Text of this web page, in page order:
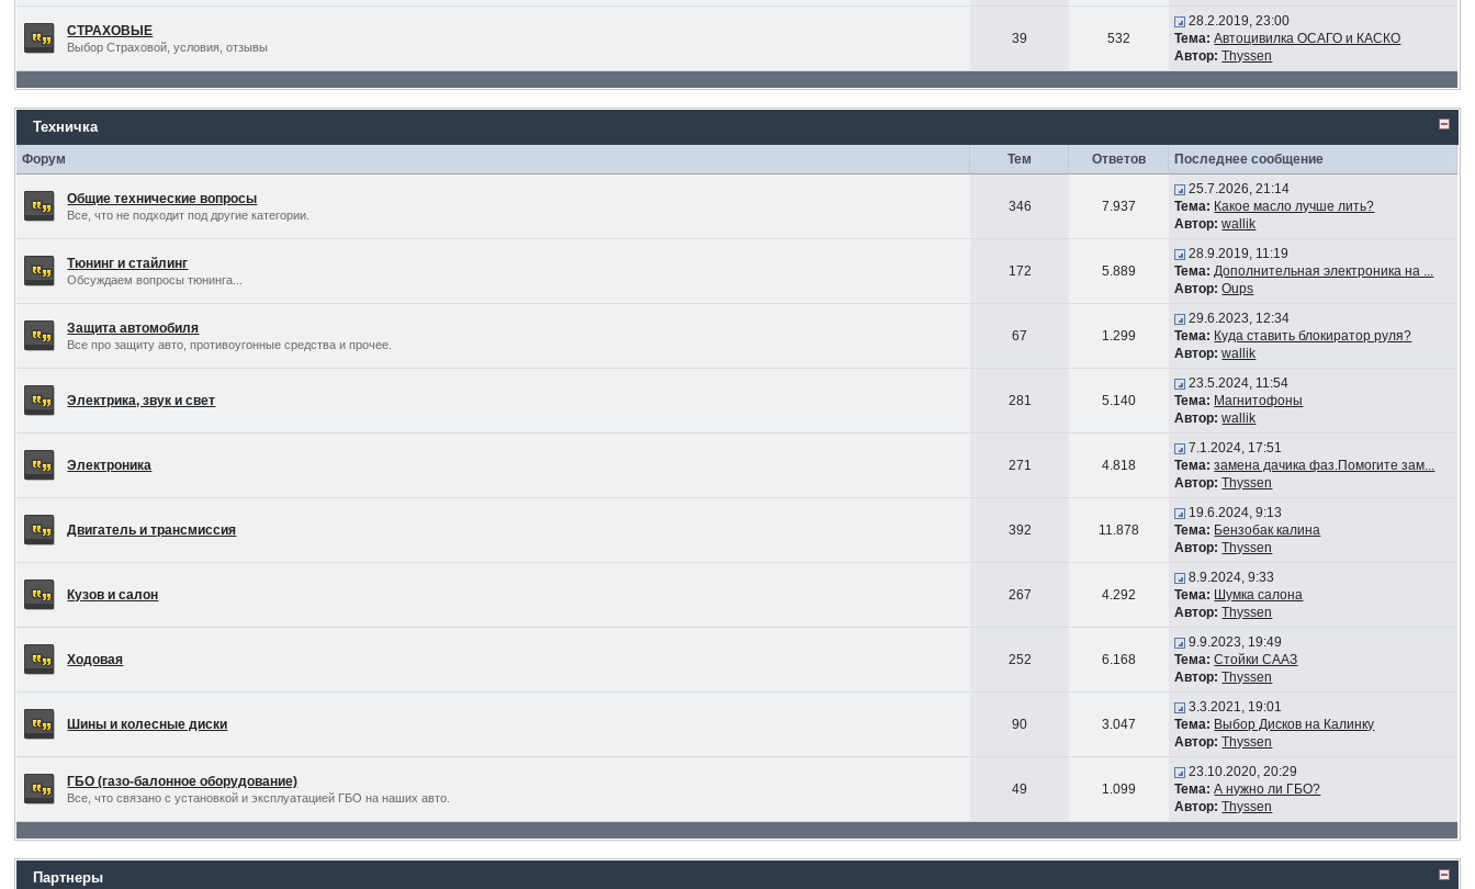
СТРАХОВЫЕ
Выбор Страховой, условия, отзывы
39 532
28.2.2019, 23:00
Тема: Автоцивилка ОСАГО и КАСКО
Автор: Thyssen
Техничка
Форум Тем Ответов Последнее сообщение
Общие технические вопросы
Все, что не подходит под другие категории.
346 7.937
25.7.2026, 21:14
Тема: Какое масло лучше лить?
Автор: wallik
Тюнинг и стайлинг
Обсуждаем вопросы тюнинга...
172 5.889
28.9.2019, 11:19
Тема: Дополнительная электроника на ...
Автор: Oups
Защита автомобиля
Все про защиту авто, противоугонные средства и прочее.
67 1.299
29.6.2023, 12:34
Тема: Куда ставить блокиратор руля?
Автор: wallik
Электрика, звук и свет 281 5.140
23.5.2024, 11:54
Тема: Магнитофоны
Автор: wallik
Электроника 271 4.818
7.1.2024, 17:51
Тема: замена дачика фаз.Помогите зам...
Автор: Thyssen
Двигатель и трансмиссия 392 11.878
19.6.2024, 9:13
Тема: Бензобак калина
Автор: Thyssen
Кузов и салон 267 4.292
8.9.2024, 9:33
Тема: Шумка салона
Автор: Thyssen
Ходовая 252 6.168
9.9.2023, 19:49
Тема: Стойки СААЗ
Автор: Thyssen
Шины и колесные диски 90 3.047
3.3.2021, 19:01
Тема: Выбор Дисков на Калинку
Автор: Thyssen
ГБО (газо-балонное оборудование)
Все, что связано с установкой и эксплуатацией ГБО на наших авто.
49 1.099
23.10.2020, 20:29
Тема: А нужно ли ГБО?
Автор: Thyssen
Партнеры